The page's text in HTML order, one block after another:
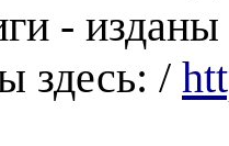
-
здесь: /